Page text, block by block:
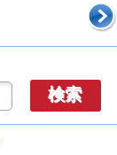
検索